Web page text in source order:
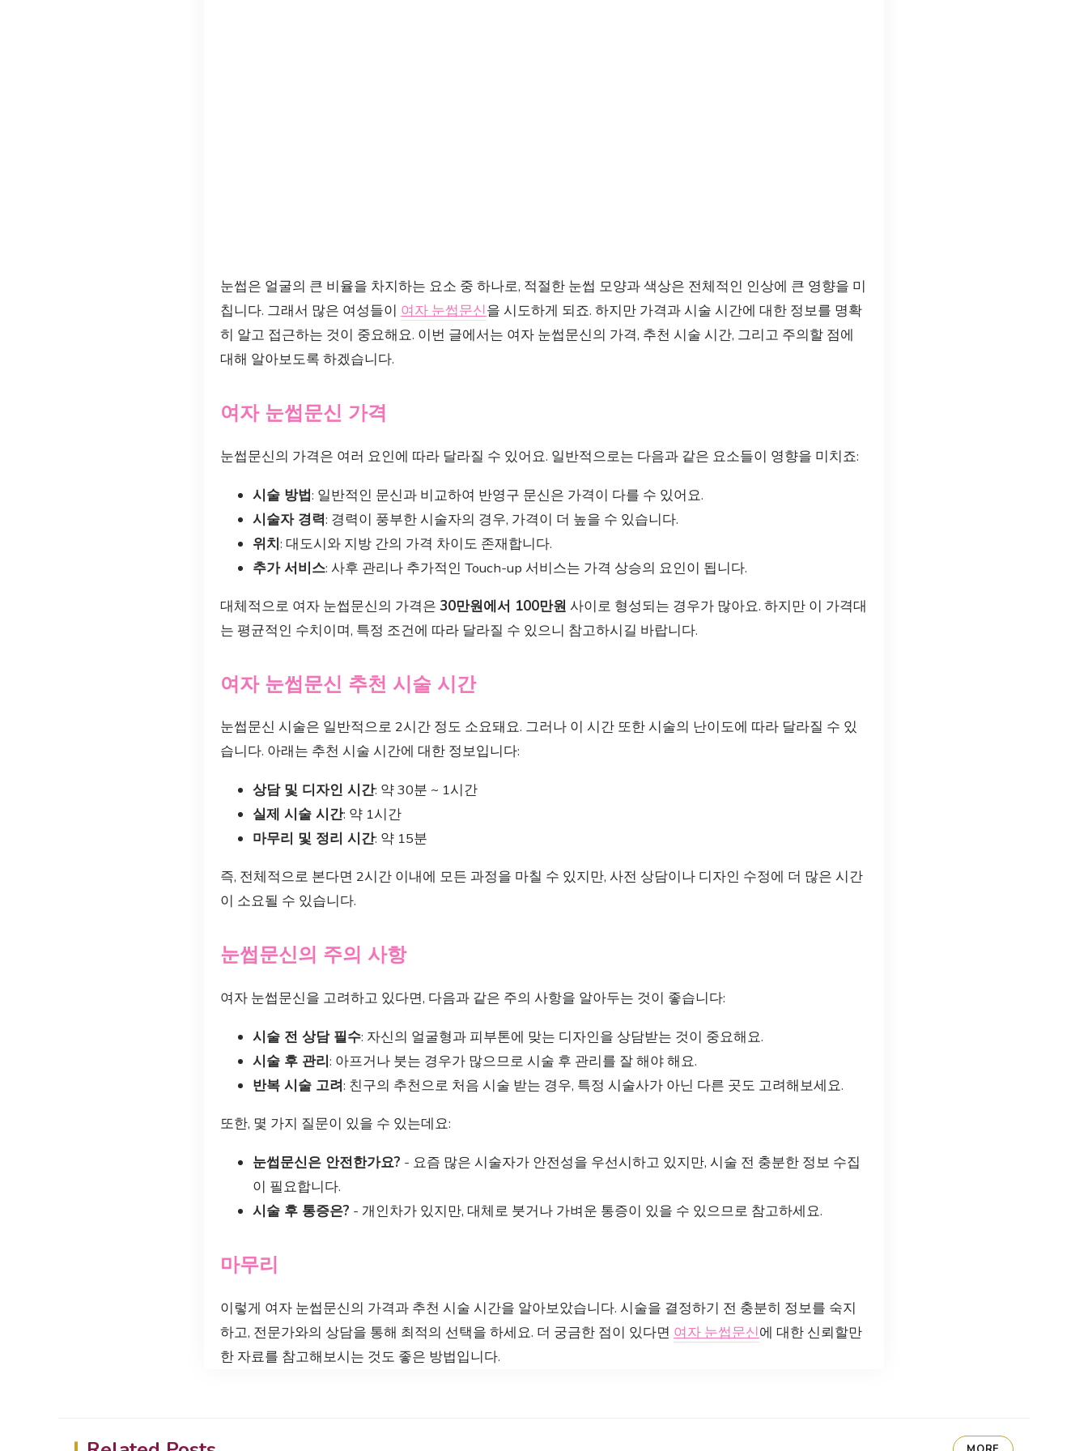
눈썹은 얼굴의 큰 비율을 차지하는 요소 중 하나로, 적절한 눈썹 모양과 색상은 전체적인 인상에 큰 영향을 미
칩니다. 그래서 많은 여성들이 여자 눈썹문신을 시도하게 되죠. 하지만 가격과 시술 시간에 대한 정보를 명확
히 알고 접근하는 것이 중요해요. 이번 글에서는 여자 눈썹문신의 가격, 추천 시술 시간, 그리고 주의할 점에
대해 알아보도록 하겠습니다.
여자 눈썹문신 가격
눈썹문신의 가격은 여러 요인에 따라 달라질 수 있어요. 일반적으로는 다음과 같은 요소들이 영향을 미치죠:
시술 방법: 일반적인 문신과 비교하여 반영구 문신은 가격이 다를 수 있어요.
시술자 경력: 경력이 풍부한 시술자의 경우, 가격이 더 높을 수 있습니다.
위치: 대도시와 지방 간의 가격 차이도 존재합니다.
추가 서비스: 사후 관리나 추가적인 Touch-up 서비스는 가격 상승의 요인이 됩니다.
대체적으로 여자 눈썹문신의 가격은 30만원에서 100만원 사이로 형성되는 경우가 많아요. 하지만 이 가격대
는 평균적인 수치이며, 특정 조건에 따라 달라질 수 있으니 참고하시길 바랍니다.
여자 눈썹문신 추천 시술 시간
눈썹문신 시술은 일반적으로 2시간 정도 소요돼요. 그러나 이 시간 또한 시술의 난이도에 따라 달라질 수 있
습니다. 아래는 추천 시술 시간에 대한 정보입니다:
상담 및 디자인 시간: 약 30분 ~ 1시간
실제 시술 시간: 약 1시간
마무리 및 정리 시간: 약 15분
즉, 전체적으로 본다면 2시간 이내에 모든 과정을 마칠 수 있지만, 사전 상담이나 디자인 수정에 더 많은 시간
이 소요될 수 있습니다.
눈썹문신의 주의 사항
여자 눈썹문신을 고려하고 있다면, 다음과 같은 주의 사항을 알아두는 것이 좋습니다:
시술 전 상담 필수: 자신의 얼굴형과 피부톤에 맞는 디자인을 상담받는 것이 중요해요.
시술 후 관리: 아프거나 붓는 경우가 많으므로 시술 후 관리를 잘 해야 해요.
반복 시술 고려: 친구의 추천으로 처음 시술 받는 경우, 특정 시술사가 아닌 다른 곳도 고려해보세요.
또한, 몇 가지 질문이 있을 수 있는데요:
눈썹문신은 안전한가요? - 요즘 많은 시술자가 안전성을 우선시하고 있지만, 시술 전 충분한 정보 수집
이 필요합니다.
시술 후 통증은? - 개인차가 있지만, 대체로 붓거나 가벼운 통증이 있을 수 있으므로 참고하세요.
마무리
이렇게 여자 눈썹문신의 가격과 추천 시술 시간을 알아보았습니다. 시술을 결정하기 전 충분히 정보를 숙지
하고, 전문가와의 상담을 통해 최적의 선택을 하세요. 더 궁금한 점이 있다면 여자 눈썹문신에 대한 신뢰할만
한 자료를 참고해보시는 것도 좋은 방법입니다.